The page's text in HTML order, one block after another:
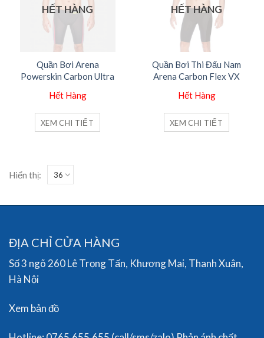
HẾT HÀNG
Quần Bơi Arena
Powerskin Carbon Ultra
Hết Hàng
XEM CHI TIẾT
HẾT HÀNG
Quần Bơi Thi Đấu Nam
Arena Carbon Flex VX
Hết Hàng
XEM CHI TIẾT
Hiển thị:
ĐỊA CHỈ CỬA HÀNG
Số 3 ngõ 260 Lê Trọng Tấn, Khương Mai, Thanh Xuân,
Hà Nội
Xem bản đồ